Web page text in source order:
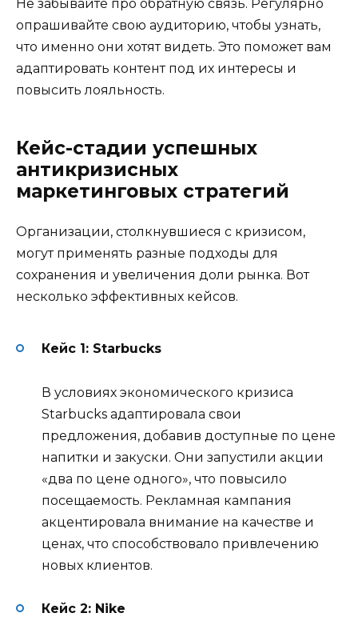
Не забывайте про обратную связь. Регулярно
опрашивайте свою аудиторию, чтобы узнать,
что именно они хотят видеть. Это поможет вам
адаптировать контент под их интересы и
повысить лояльность.
Кейс-стадии успешных
антикризисных
маркетинговых стратегий
Организации, столкнувшиеся с кризисом,
могут применять разные подходы для
сохранения и увеличения доли рынка. Вот
несколько эффективных кейсов.
Кейс 1: Starbucks
В условиях экономического кризиса
Starbucks адаптировала свои
предложения, добавив доступные по цене
напитки и закуски. Они запустили акции
«два по цене одного», что повысило
посещаемость. Рекламная кампания
акцентировала внимание на качестве и
ценах, что способствовало привлечению
новых клиентов.
Кейс 2: Nike